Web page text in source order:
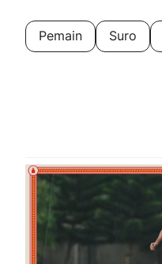
Pemain Suro